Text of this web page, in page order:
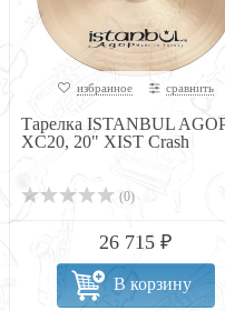
избранное сравнить
Тарелка ISTANBUL
XC20, 20" XIST Crash
(0)
26 715 ₽
В корзину